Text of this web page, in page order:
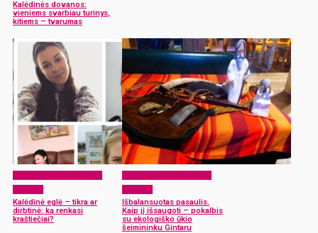
Kalėdinės dovanos:
vieniems svarbiau turinys,
kitiems – tvarumas
Kalėdinė eglė – tikra ar
dirbtinė: ką renkasi
kraštiečiai?
Išbalansuotas pasaulis.
Kaip jį išsaugoti – pokalbis
su ekologiško ūkio
šeimininku Gintaru